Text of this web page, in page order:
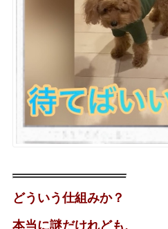
どういう仕組みか？
本当に謎だけれども、